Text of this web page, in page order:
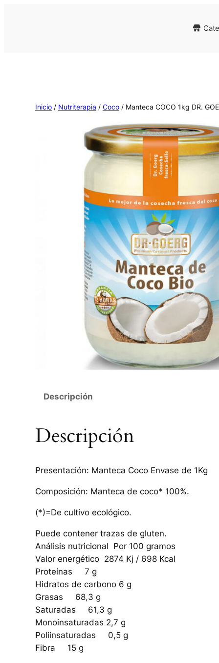
Inicio / Nutriterapia / Coco / Manteca COCO 1kg DR.
Descripción
Descripción
Presentación: Manteca Coco Envase de 1Kg
Composición: Manteca de coco* 100%.
(*)=De cultivo ecológico.
Puede contener trazas de gluten.
Análisis nutricional Por 100 gramos
Valor energético 2874 Kj / 698 Kcal
Proteínas 7 g
Hidratos de carbono 6 g
Grasas 68,3 g
Saturadas 61,3 g
Monoinsaturadas 2,7 g
Poliinsaturadas 0,5 g
Fibra 15 g